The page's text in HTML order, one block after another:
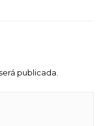
publicada.